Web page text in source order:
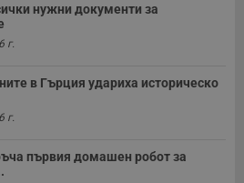
нужни документи за
г.
в Гърция удариха историческо
г.
първия домашен робот за